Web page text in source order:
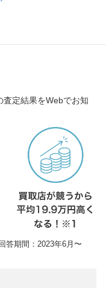
査定結果をWebでお知
答期間：2023年6月〜